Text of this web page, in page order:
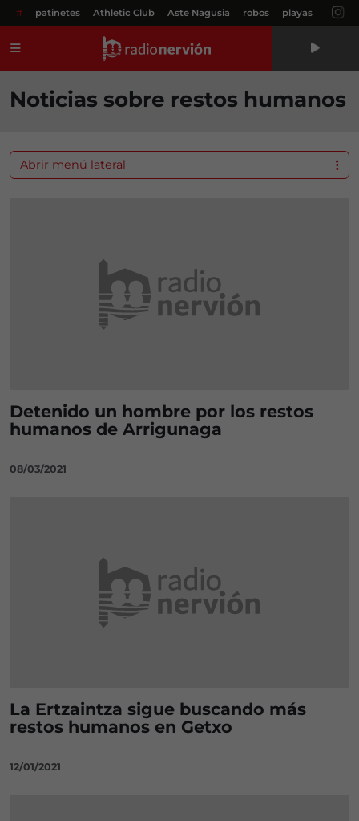
# patinetes Athletic Club Aste Nagusia robos playas
Noticias sobre restos humanos
Detenido un hombre por los restos
humanos de Arrigunaga
08/03/2021
La Ertzaintza sigue buscando más
restos humanos en Getxo
12/01/2021
Abrir menú lateral